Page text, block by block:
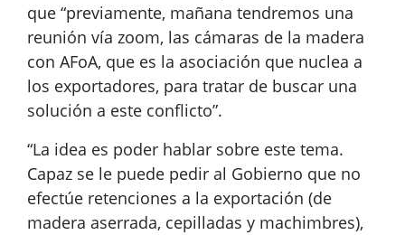
que “previamente, mañana tendremos una
reunión vía zoom, las cámaras de la madera
con AFoA, que es la asociación que nuclea a
los exportadores, para tratar de buscar una
solución a este conflicto”.
“La idea es poder hablar sobre este tema.
Capaz se le puede pedir al Gobierno que no
efectúe retenciones a la exportación (de
madera aserrada, cepilladas y machimbres),